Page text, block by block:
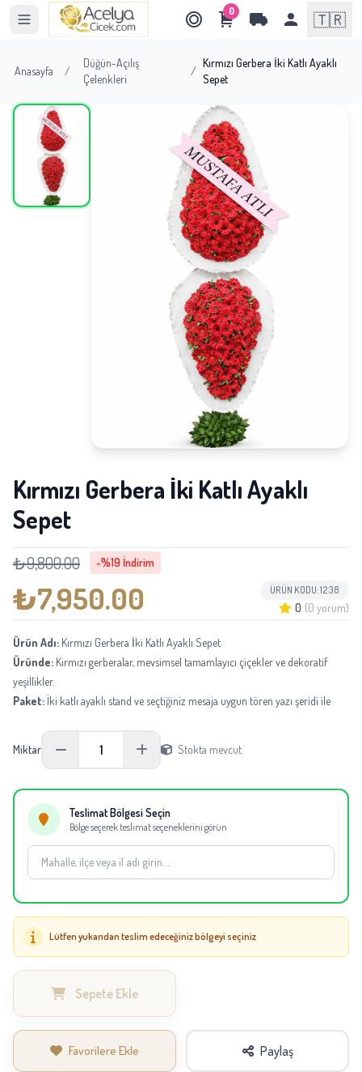
0 🇹🇷
Anasayfa /
Düğün-Açılış
Çelenkleri
/
Kırmızı Gerbera İki Katlı Ayaklı
Sepet
Kırmızı Gerbera İki Katlı Ayaklı
Sepet
₺9,800.00 -%19 İndirim
₺7,950.00 ÜRÜN KODU: 1238
0 (0 yorum)
Ürün Adı: Kırmızı Gerbera İki Katlı Ayaklı Sepet
Üründe: Kırmızı gerberalar, mevsimsel tamamlayıcı çiçekler ve dekoratif
yeşillikler.
Paket: İki katlı ayaklı stand ve seçtiğiniz mesaja uygun tören yazı şeridi ile
Yaklaşık 210-250 cm; katların yerleşimine göre değişebilir.
Mevsimsel tedarik durumuna göre aynı kalite ve görünüm korunarak
Miktar 1 Stokta mevcut
Teslimat Bölgesi Seçin
Bölge seçerek teslimat seçeneklerini görün
Lütfen yukarıdan teslim edeceğiniz bölgeyi seçiniz
Sepete Ekle
Favorilere Ekle Paylaş